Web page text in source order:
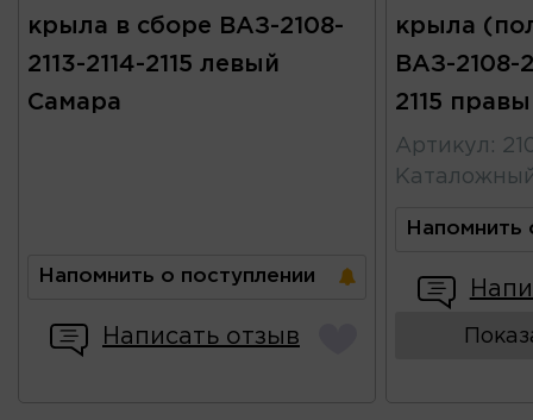
крыла в сборе ВАЗ-2108-
2113-2114-2115 левый
Самара
Напомнить о поступлении
Написать отзыв
крыла
ВАЗ-2108-
2115
Артикул :
Напомнить